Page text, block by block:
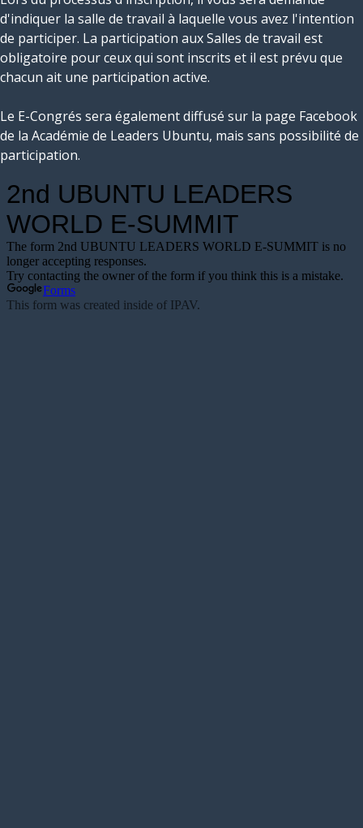
d'indiquer la salle de travail à laquelle vous avez l'intention
de participer. La participation aux Salles de travail est
obligatoire pour ceux qui sont inscrits et il est prévu que
chacun ait une participation active.
Le E-Congrés sera également diffusé sur la page Facebook
de la Académie de Leaders Ubuntu, mais sans possibilité de
participation.